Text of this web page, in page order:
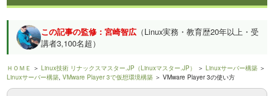
この記事の監修：宮崎智広 （Linux実務・教育歴20年以上・受
講者3,100名超）
ＨＯＭＥ ＞Linux技術 リナックスマスター.JP（Linuxマスター.JP） ＞Linuxサーバー構築 ＞
Linuxサーバー構築,VMware Player 3で仮想環境構築 ＞ VMware Player 3の使い方